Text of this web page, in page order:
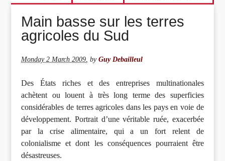
Main basse sur les terres
agricoles du Sud
Monday 2 March 2009,byGuy Debailleul
Des États riches et des entreprises multinationales
achètent ou louent à très long terme des superficies
considérables de terres agricoles dans les pays en voie de
développement. Portrait d’une véritable ruée, exacerbée
par la crise alimentaire, qui a un fort relent de
colonialisme et dont les conséquences pourraient être
désastreuses.